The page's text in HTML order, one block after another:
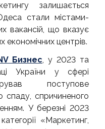
залишається
стали містами-
вакансій, що вказує
економічних центрів.
Бизнес, у 2023 та
України у сфері
поступове
спаду, спричиненого
У березні 2023
«Маркетинг,